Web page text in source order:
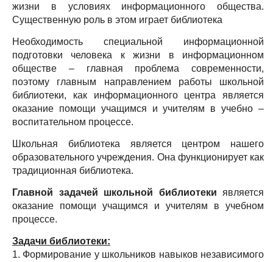
жизни в условиях информационного общества.
Существенную роль в этом играет библиотека
Необходимость специальной информационной
подготовки человека к жизни в информационном
обществе – главная проблема современности,
поэтому главным направлением работы школьной
библиотеки, как информационного центра является
оказание помощи учащимся и учителям в учебно –
воспитательном процессе.
Школьная библиотека является центром нашего
образовательного учреждения. Она функционирует как
традиционная библиотека.
Главной задачей школьной библиотеки является
оказание помощи учащимся и учителям в учебном
процессе.
Задачи библиотеки:
1. Формирование у школьников навыков независимого